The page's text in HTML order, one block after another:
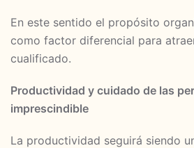
En este sentido el propósito
como factor diferencial para
cualificado.
Productividad y cuidado de las
imprescindible
La productividad seguirá siendo